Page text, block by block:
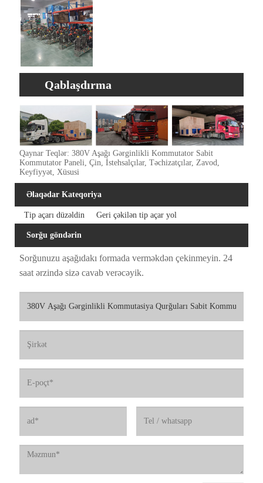
Qablaşdırma
Qaynar Teqlər: 380V Aşağı Gərginlikli Kommutator Sabit
Kommutator Paneli, Çin, İstehsalçılar, Təchizatçılar, Zavod,
Keyfiyyət, Xüsusi
Əlaqədar Kateqoriya
Tip açarı düzəldin Geri çəkilən tip açar yol
Sorğu göndərin
Sorğunuzu aşağıdakı formada verməkdən çekinmeyin. 24
saat ərzində sizə cavab verəcəyik.